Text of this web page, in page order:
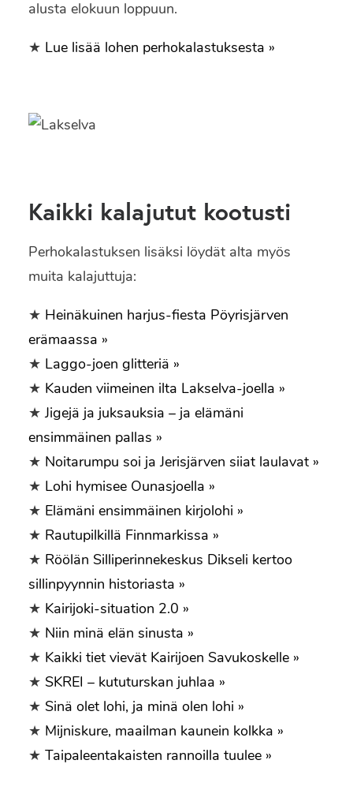
alusta elokuun loppuun.
★ Lue lisää lohen perhokalastuksesta »
Kaikki kalajutut kootusti
Perhokalastuksen lisäksi löydät alta myös
muita kalajuttuja:
★ Heinäkuinen harjus-fiesta Pöyrisjärven
erämaassa »
★ Laggo-joen glitteriä »
★ Kauden viimeinen ilta Lakselva-joella »
★Jigejä ja juksauksia – ja elämäni
ensimmäinen pallas »
★ Noitarumpu soi ja Jerisjärven siiat laulavat »
★ Lohi hymisee Ounasjoella »
★ Elämäni ensimmäinen kirjolohi »
★ Rautupilkillä Finnmarkissa »
★ Röölän Silliperinnekeskus Dikseli kertoo
sillinpyynnin historiasta »
★ Kairijoki-situation 2.0 »
★ Niin minä elän sinusta »
★ Kaikki tiet vievät Kairijoen Savukoskelle »
★ SKREI – kututurskan juhlaa »
★ Sinä olet lohi, ja minä olen lohi »
★ Mijniskure, maailman kaunein kolkka »
★ Taipaleentakaisten rannoilla tuulee »